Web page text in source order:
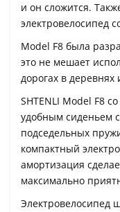
и он сложится.
электровелосипед
Model F8 была
это не мешает
дорогах в деревнях
SHTENLI Model F8
удобным сиденьем
подседельных
компактный
амортизация
максимально
Электровелосипед